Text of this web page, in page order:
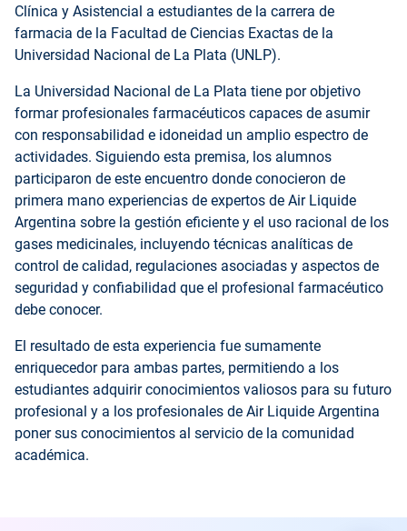
Clínica y Asistencial a estudiantes de la carrera de
farmacia de la Facultad de Ciencias Exactas de la
Universidad Nacional de La Plata (UNLP).
La Universidad Nacional de La Plata tiene por objetivo
formar profesionales farmacéuticos capaces de asumir
con responsabilidad e idoneidad un amplio espectro de
actividades. Siguiendo esta premisa, los alumnos
participaron de este encuentro donde conocieron de
primera mano experiencias de expertos de Air Liquide
Argentina sobre la gestión eficiente y el uso racional de los
gases medicinales, incluyendo técnicas analíticas de
control de calidad, regulaciones asociadas y aspectos de
seguridad y confiabilidad que el profesional farmacéutico
debe conocer.
El resultado de esta experiencia fue sumamente
enriquecedor para ambas partes, permitiendo a los
estudiantes adquirir conocimientos valiosos para su futuro
profesional y a los profesionales de Air Liquide Argentina
poner sus conocimientos al servicio de la comunidad
académica.